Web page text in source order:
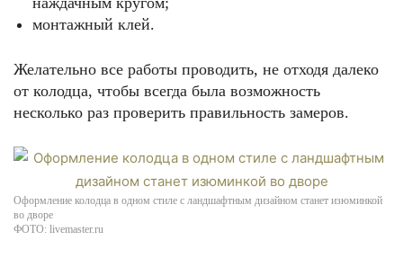
монтажный клей.
Желательно все работы проводить, не отходя далеко
от колодца, чтобы всегда была возможность
несколько раз проверить правильность замеров.
Оформление колодца в одном стиле с ландшафтным дизайном станет изюминкой
во дворе
ФОТО: livemaster.ru